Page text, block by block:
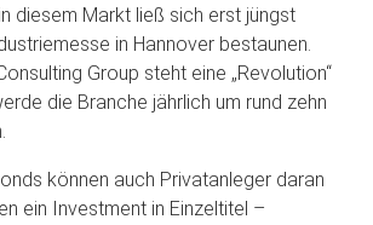
diesem Markt ließ sich erst jüngst
in Hannover bestaunen.
Group steht eine „Revolution“
die Branche jährlich um rund zehn
können auch Privatanleger daran
ein Investment in Einzeltitel –